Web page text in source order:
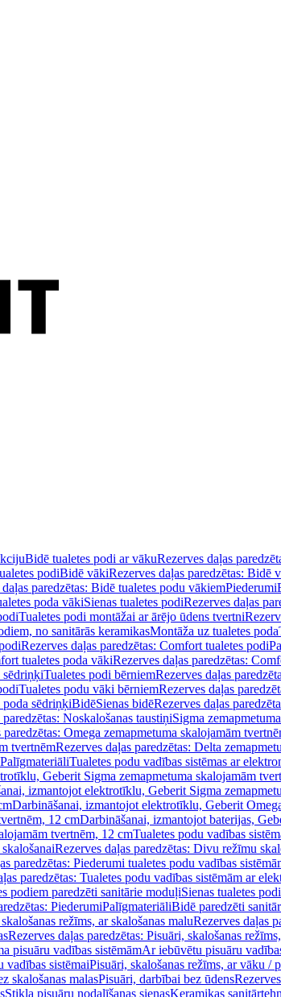
Bidē tualetes podi ar vākuRezerves daļas
podiBidē vākiRezerves daļas paredzētas: Bidē
paredzētas: Bidē tualetes podu vākiemPiederumi
poda vākiSienas tualetes podiRezerves daļas
Tualetes podi montāžai ar ārējo ūdens tvertni
no sanitārās keramikasMontāža uz tualetes poda
Rezerves daļas paredzētas: Comfort tualetes podi
tualetes poda vākiRezerves daļas paredzētas:
sēdriņķiTualetes podi bērniemRezerves daļas
Tualetes podu vāki bērniemRezerves daļas
poda sēdriņķiBidēSienas bidēRezerves daļas
Noskalošanas taustiņiSigma
paredzētas: Omega zemapmetuma skalojamām
tvertnēmRezerves daļas paredzētas: Delta
PalīgmateriāliTualetes podu vadības sistēmas ar
Geberit Sigma zemapmetuma skalojamām
izmantojot elektrotīklu, Geberit Sigma
Darbināšanai, izmantojot elektrotīklu, Geberit
12 cmDarbināšanai, izmantojot baterijas,
tvertnēm, 12 cmTualetes podu vadības
Rezerves daļas paredzētas: Divu režīmu
paredzētas: Piederumi tualetes podu vadības
paredzētas: Tualetes podu vadības sistēmām ar
podiem paredzēti sanitārie moduļiSienas tualetes
PiederumiPalīgmateriāliBidē paredzēti
režīms, ar skalošanas maluRezerves daļas
Rezerves daļas paredzētas: Pisuāri, skalošanas
pisuāru vadības sistēmāmAr iebūvētu pisuāru
vadības sistēmaiPisuāri, skalošanas režīms, ar vāku /
skalošanas malasPisuāri, darbībai bez ūdens
Stikla pisuāru nodalīšanas sienasKeramikas